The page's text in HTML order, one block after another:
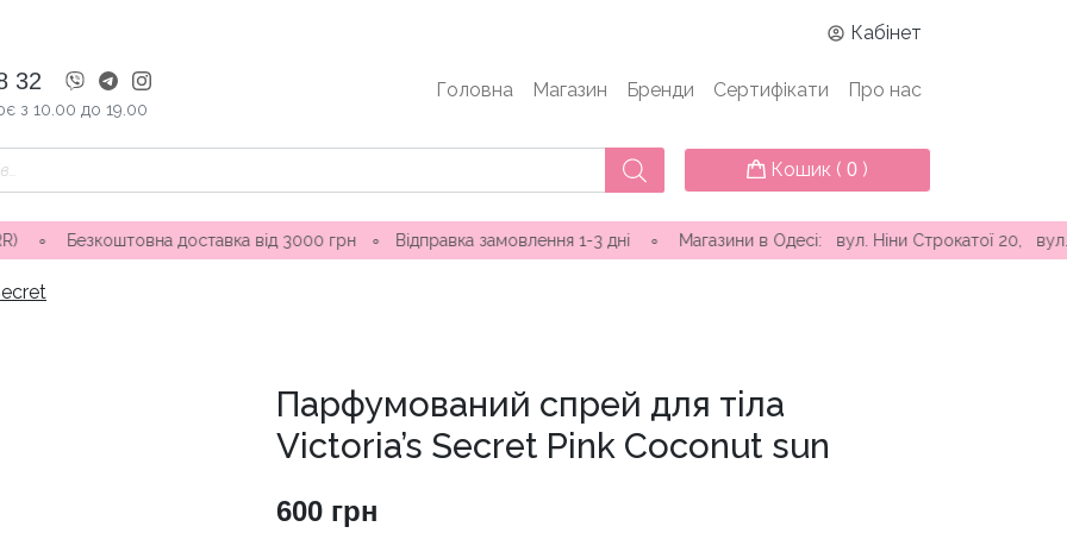
Кабінет
32
з 10.00 до 19.00
Головна Магазин Бренди Сертифікати Про нас
Кошик ( 0 )
доставка від 3000 грн∘Відправка замовлення 1-3 дні ∘ Магазини в Одесі: вул. Ніни Строкатої 20, вул.
Парфумований спрей для тіла
Victoria’s Secret Pink Coconut sun
600 грн